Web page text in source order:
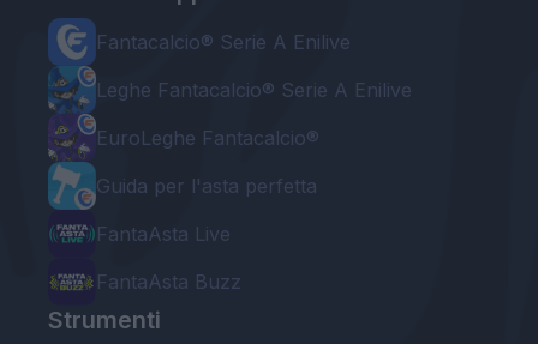
Fantacalcio® Serie A Enilive
Leghe Fantacalcio® Serie A Enilive
EuroLeghe Fantacalcio®
Guida per l'asta perfetta
FantaAsta Live
FantaAsta Buzz
Strumenti